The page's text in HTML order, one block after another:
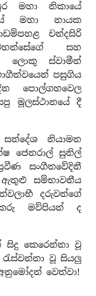
මහා නිකායේ
මහා නායක
චන්දසිරි
සහ
ලොකු ස්වාමීන්
පසුගිය
පොල්ගහවෙල
මූලස්ථානයේ දී
නියාමන
ජෙනරාල් සුනිල්
සංගීතවේදිනී
සම්භාවනීය
දරුවන්ගේ
මව්පියන් ද
සිදු කෙරෙන්නා වූ
වූ සියලු
වෙත්වා!